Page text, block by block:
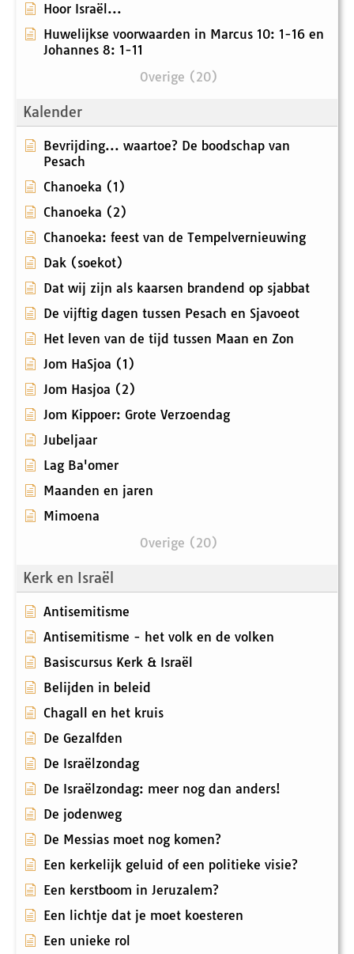
Hoor Israël...
Huwelijkse voorwaarden in Marcus 10: 1-16 en
Johannes 8: 1-11
Overige (20)
Kalender
Bevrijding... waartoe? De boodschap van
Pesach
Chanoeka (1)
Chanoeka (2)
Chanoeka: feest van de Tempelvernieuwing
Dak (soekot)
Dat wij zijn als kaarsen brandend op sjabbat
De vijftig dagen tussen Pesach en Sjavoeot
Het leven van de tijd tussen Maan en Zon
Jom HaSjoa (1)
Jom Hasjoa (2)
Jom Kippoer: Grote Verzoendag
Jubeljaar
Lag Ba'omer
Maanden en jaren
Mimoena
Overige (20)
Kerk en Israël
Antisemitisme
Antisemitisme - het volk en de volken
Basiscursus Kerk & Israël
Belijden in beleid
Chagall en het kruis
De Gezalfden
De Israëlzondag
De Israëlzondag: meer nog dan anders!
De jodenweg
De Messias moet nog komen?
Een kerkelijk geluid of een politieke visie?
Een kerstboom in Jeruzalem?
Een lichtje dat je moet koesteren
Een unieke rol